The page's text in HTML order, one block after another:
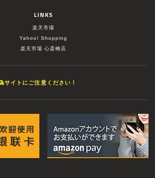
LINKS
楽天市場
Yahoo! Shopping
楽天市場 心斎橋店
サイトにご注意ください！